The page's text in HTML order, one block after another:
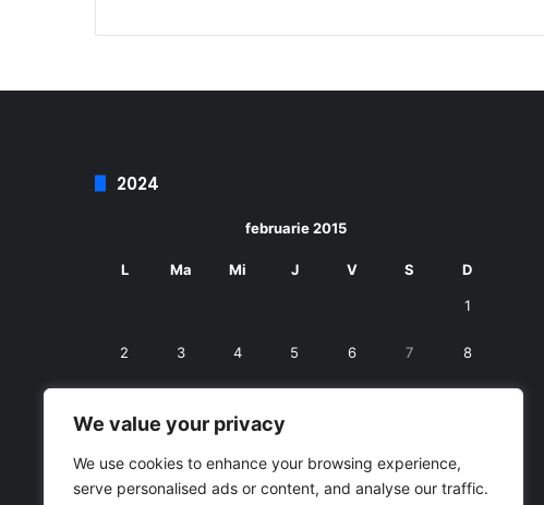
We value your privacy
We use cookies to enhance your browsing experience,
serve personalised ads or content, and analyse our traffic.
2024
februarie 2015
L Ma Mi J V S D
1
2 3 4 5 6 7 8
23 24 25 26 27 28